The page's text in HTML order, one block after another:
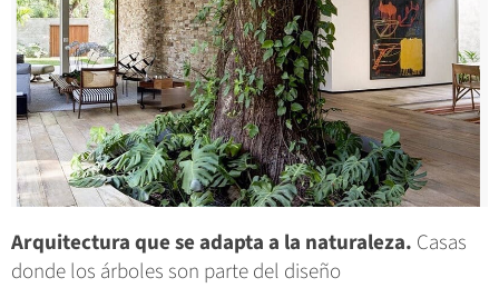
Arquitectura que se adapta a la naturaleza. Casas
donde los árboles son parte del diseño